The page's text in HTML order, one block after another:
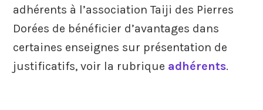
adhérents à l’association Taiji des Pierres
Dorées de bénéficier d’avantages dans
certaines enseignes sur présentation de
justificatifs, voir la rubrique adhérents.